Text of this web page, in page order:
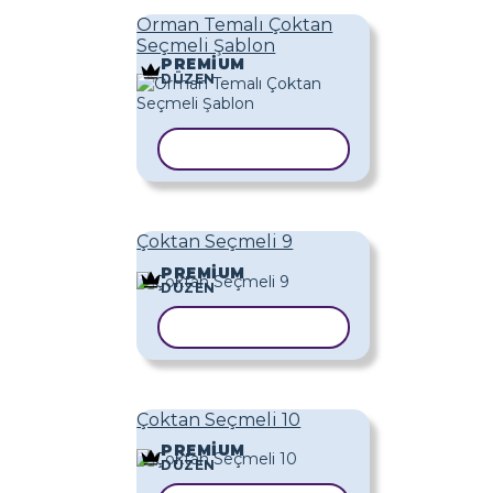
Orman Temalı Çoktan
Seçmeli Şablon
PREMIUM
DÜZEN
Çoktan Seçmeli 9
PREMIUM
DÜZEN
Çoktan Seçmeli 10
PREMIUM
DÜZEN